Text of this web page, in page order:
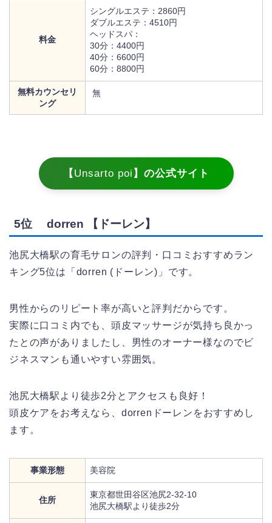
料金
シングルエステ：2860円
ダブルエステ：4510円
ヘッドスパ：
30分：4400円
40分：6600円
60分：8800円
無料カウンセリ
ング
無
【 Unsarto poi 】の公式サイト
5位 dorren 【ドーレン】
池尻大橋駅の育毛サロンの評判・口コミおすすめラン
キング5位は「dorren (ドーレン)」です。
男性からのリピート率が高いと評判だからです。
実際に口コミ内でも、頭皮マッサージが気持ち良かっ
たとの声がありましたし、男性のオーナー様なのでビ
ジネスマンも通いやすい雰囲気。
池尻大橋駅より徒歩2分とアクセスも良好！
頭皮ケアをお考えなら、dorrenドーレンをおすすめし
ます。
事業形態 美容院
住所
東京都世田谷区池尻2-32-10
池尻大橋駅より徒歩2分